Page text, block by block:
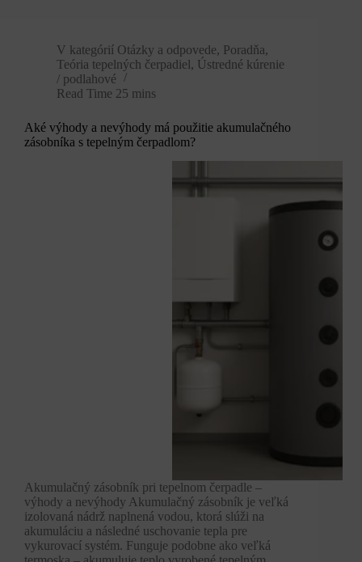
V kategórií Otázky a odpovede, Poradňa,
Teória tepelných čerpadiel, Ústredné kúrenie
/ podlahové
Read Time 25 mins
Aké výhody a nevýhody má použitie akumulačného
zásobníka s tepelným čerpadlom?
Akumulačný zásobník pri tepelnom čerpadle –
výhody a nevýhody Akumulačný zásobník je veľká
izolovaná nádrž naplnená vodou, ktorá slúži na
akumuláciu a následné uschovanie tepla pre
vykurovací systém. Funguje podobne ako veľká